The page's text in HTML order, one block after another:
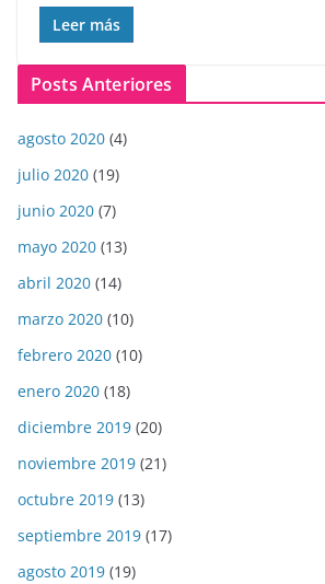
Leer más
Posts Anteriores
agosto 2020 (4)
julio 2020 (19)
junio 2020 (7)
mayo 2020 (13)
abril 2020 (14)
marzo 2020 (10)
febrero 2020 (10)
enero 2020 (18)
diciembre 2019 (20)
noviembre 2019 (21)
octubre 2019 (13)
septiembre 2019 (17)
agosto 2019 (19)